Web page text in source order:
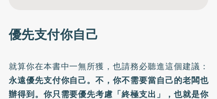
優先支付你自己
就算你在本書中一無所獲，也請務必聽進這個建議：
永遠優先支付你自己。不，你不需要當自己的老闆也
辦得到。你只需要優先考慮「終極支出」，也就是你